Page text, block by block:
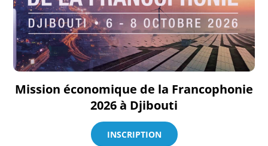
Mission économique de la Francophonie
2026 à Djibouti
INSCRIPTION